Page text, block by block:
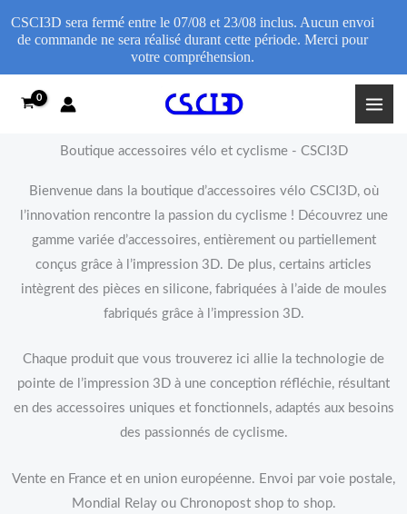
Boutique accessoires vélo et cyclisme - CSCI3D
Bienvenue dans la boutique d’accessoires vélo CSCI3D, où
l’innovation rencontre la passion du cyclisme ! Découvrez une
gamme variée d’accessoires, entièrement ou partiellement
conçus grâce à l’impression 3D. De plus, certains articles
intègrent des pièces en silicone, fabriquées à l’aide de moules
fabriqués grâce à l’impression 3D.
Chaque produit que vous trouverez ici allie la technologie de
pointe de l’impression 3D à une conception réfléchie, résultant
en des accessoires uniques et fonctionnels, adaptés aux besoins
des passionnés de cyclisme.
Vente en France et en union européenne. Envoi par voie postale,
Mondial Relay ou Chronopost shop to shop.
CSCI3D sera fermé entre le 07/08 et 23/08 inclus. Aucun envoi
de commande ne sera réalisé durant cette période. Merci pour
votre compréhension.